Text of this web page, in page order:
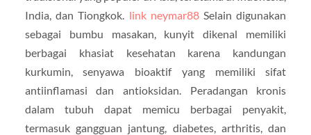
India, dan Tiongkok. link neymar88Selain digunakan
sebagai bumbu masakan, kunyit dikenal memiliki
berbagai khasiat kesehatan karena kandungan
kurkumin, senyawa bioaktif yang memiliki sifat
antiinflamasi dan antioksidan. Peradangan kronis
dalam tubuh dapat memicu berbagai penyakit,
termasuk gangguan jantung, diabetes, arthritis, dan